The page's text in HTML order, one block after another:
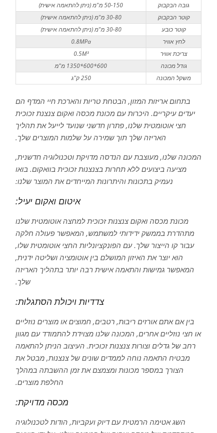
גובה הבקבוק
50-150 מ"מ (ניתן להתאמה אישית)
קוטר הבקבוק
30-80 מ"מ (ניתן להתאמה אישית)
קוטר כובע
30-80 מ"מ (ניתן להתאמה אישית)
לחץ אוויר
0.8MPa
צריכת אוויר
0.5M³
גודל מכונה
600*600*1350 מ"מ
משקל המכונה
250 ק"ג
בתחום אריזות המזון, הבטחת טריות והארכת חיי המדף הם
יעדים עיקריים. היכרות עם מכונת מכסה ואקום צנצנת זכוכית
חצי אוטומטית שלנו, פתרון חדשני שנועד לייעל את תהליך
האריזה שלך תוך שמירה על שלמות המוצרים שלך.
המכונה שלנו, מעוצבת עם הנדסה מדויקת וטכנולוגיה חדשנית,
מציעה ביצועים ללא תחרות בצנצנות זכוכית בוואקום. בואו
נעמיק בתכונות והיתרונות המייחדים את המוצר שלנו:
איטום ואקום יעיל:
מכונת מכסה ואקום צנצנות זכוכית למחצה אוטומטית שלנו
מתהדרת בממשק ידידותי למשתמש, המאפשר פעולה חלקה
עבור קו הייצור שלך. עם הפונקציונליות החצי אוטומטית שלו,
הוא יוצר את האיזון המושלם בין אוטומציה ושליטה ידנית,
המאפשר גמישות והתאמה אישית רבה יותר בתהליך האריזה
שלך.
צדדיות ויכולת הסתגלות:
בין אם אתם אורזים ריבות, רטבים, חמוצים או מוצרים נוזליים
או חצי נוזליים אחרים, המכונה שלנו מצוידת להתמודד עם מגוון
רחב של גדלים וצורות צנצנות זכוכית. העיצוב הניתן להתאמה
מבטיח התאמה נוחה לממדים שונים של צנצנות, מבטל את
הצורך במספר מכונות ומצמצם את זמן ההשבתה במהלך
החלפת מוצרים.
מכסה מדויקת:
השג אטימה הרמטית עם דיוק ועקביות, הודות לטכנולוגיה